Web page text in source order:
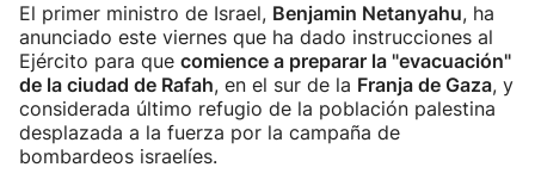
El primer ministro de Israel, Benjamin Netanyahu, ha
anunciado este viernes que ha dado instrucciones al
Ejército para que comience a preparar la "evacuación"
de la ciudad de Rafah, en el sur de la Franja de Gaza, y
considerada último refugio de la población palestina
desplazada a la fuerza por la campaña de
bombardeos israelíes.